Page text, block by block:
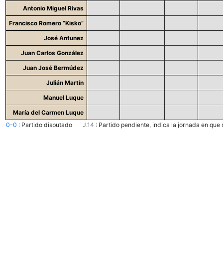
Antonio Miguel Rivas
Francisco Romero “Kisko”
José Antunez
Juan Carlos González
Juan José Bermúdez
Julián Martín
Manuel Luque
María del Carmen Luque
0-0 : Partido disputado J.14 : Partido pendiente, indica la jornada en que